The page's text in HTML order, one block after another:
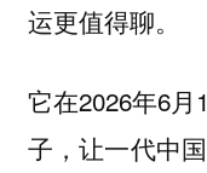
运更值得聊。
它在2026年6
子，让一代中